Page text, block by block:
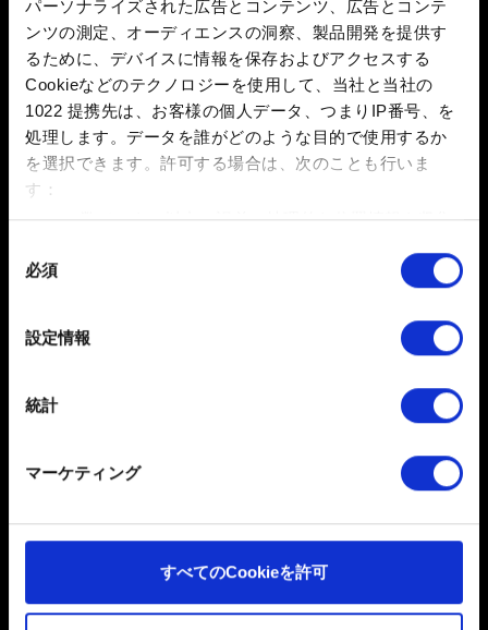
パーソナライズされた広告とコンテンツ、広告とコンテ
ンツの測定、オーディエンスの洞察、製品開発を提供す
るために、デバイスに情報を保存およびアクセスする
Cookieなどのテクノロジーを使用して、当社と当社の
1022 提携先は、お客様の個人データ、つまりIP番号、を
処理します。データを誰がどのような目的で使用するか
を選択できます。 許可する場合は、次のことも行いま
す：
数メートル以内の誤差の地理的な位置情報を収集
特定の特性（フィンガープリント）を積極的にス
詳細セクション
で個人データの処理方法と設定を行って
ください。「Cookie宣言」からいつでも同意を変更また
だくために必要なものです。その他のCookieは、ウェブ
サイトの品質向上のために、オプションとして技術的お
た、ソーシャルメディア上などでお客様が興味を持ちそ
うなコンテンツをお届けするために、一部のCookieをパ
これらのオプションが有効になることはありません。
必須
設定情報
統計
マーケティング
すべてのCookieを許可
は60。超ハイフィデリティ設定は、M3 UltraまたはM4
Maxチップと36GBのRAMが必要――解像度は
2294×1432または2560×1440、ターゲットFPSは60。ゲ
ーム内のグラフィックプリセット「このMac用」を利用
することで、お使いのMacのハードウェア性能に応じて
設定と解像度を割り当て、ビジュアル品質とパフォーマ
ンスの最適なバランスを実現します。ハードウェアの性
解像度
- 「このMac用」プリセットによって設定されま
す。解像度が高ければ高いほど、FPSに及ぼす影響も大
きくなります。 注意：外部ディスプレイを使用する場合
は、「このMac用」プリセットで設定された解像度を使
に与える影響については、
をご確認ください。
- ダウンロードおよびインス
トール 中は十分な空き容量を確保してください。必要と
「サイバーパンク2077」はSSDにインストールす
る必要があります。HDDはサポートされていません。